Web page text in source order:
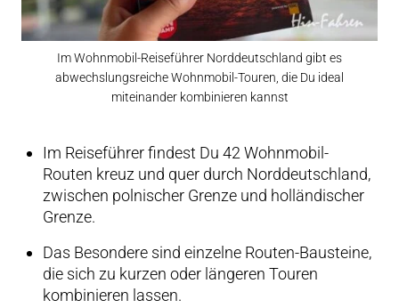
Im Wohnmobil-Reiseführer Norddeutschland gibt es
abwechslungsreiche Wohnmobil-Touren, die Du ideal
miteinander kombinieren kannst
Im Reiseführer findest Du 42 Wohnmobil-
Routen kreuz und quer durch Norddeutschland,
zwischen polnischer Grenze und holländischer
Grenze.
Das Besondere sind einzelne Routen-Bausteine,
die sich zu kurzen oder längeren Touren
kombinieren lassen.